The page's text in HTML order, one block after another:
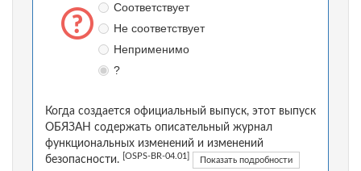
Соответствует
Не соответствует
Неприменимо
?
Когда создается официальный выпуск, этот выпуск
ОБЯЗАН содержать описательный журнал
функциональных изменений и изменений
безопасности.
[OSPS-BR-04.01] Показать подробности